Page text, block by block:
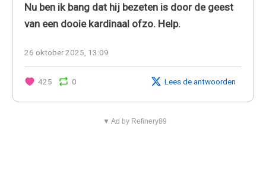
Nu ben ik bang dat hij bezeten is door de geest
van een dooie kardinaal ofzo. Help.
26 oktober 2025, 13:09
425 0 Lees de antwoorden
▼ Ad by Refinery89